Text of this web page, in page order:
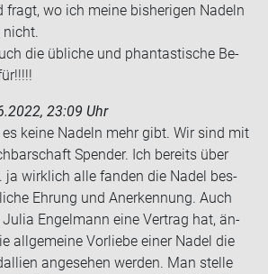
fragt, wo ich meine bis­he­ri­gen Na­deln
nicht.
die üb­li­che und phan­tas­ti­sche Be­
23:09 Uhr
keine Na­deln mehr gibt. Wir sind mit
Spen­der. Ich be­reits über
ja wirk­lich alle fan­den die Nadel bes­
Eh­rung und An­er­ken­nung. Auch
En­gel­mann eine Ver­trag hat, än­
all­ge­mei­ne Vor­lie­be einer Nadel die
an­ge­se­hen wer­den. Man stel­le